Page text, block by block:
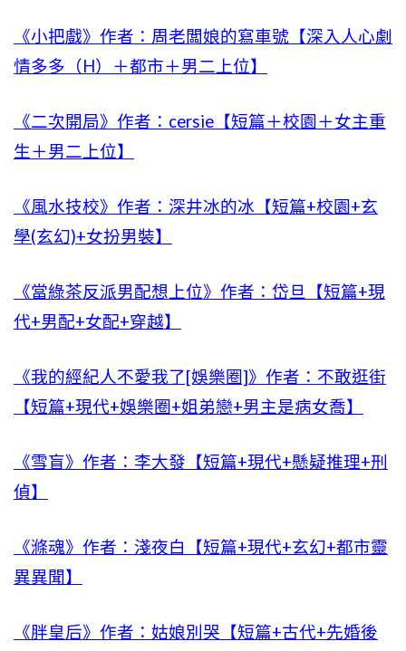
《小把戲》作者：周老闆娘的寫車號【深入人心劇
情多多（H）＋都市＋男二上位】
《二次開局》作者：cersie【短篇＋校園＋女主重
生＋男二上位】
《風水技校》作者：深井冰的冰【短篇+校園+玄
學(玄幻)+女扮男裝】
《當綠茶反派男配想上位》作者：岱旦【短篇+現
代+男配+女配+穿越】
《我的經紀人不愛我了[娛樂圈]》作者：不敢逛街
【短篇+現代+娛樂圈+姐弟戀+男主是病女喬】
《雪盲》作者：李大發【短篇+現代+懸疑推理+刑
偵】
《滌魂》作者：淺夜白【短篇+現代+玄幻+都市靈
異異聞】
《胖皇后》作者：姑娘別哭【短篇+古代+先婚後